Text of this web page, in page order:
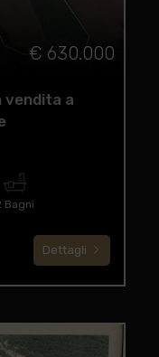
€ 630.000
vendita a
Bagni
Dettagli